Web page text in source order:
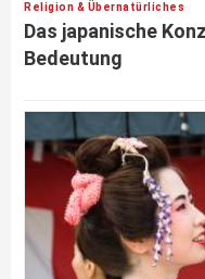
Religion & Übernatürliches
Das japanische
Bedeutung